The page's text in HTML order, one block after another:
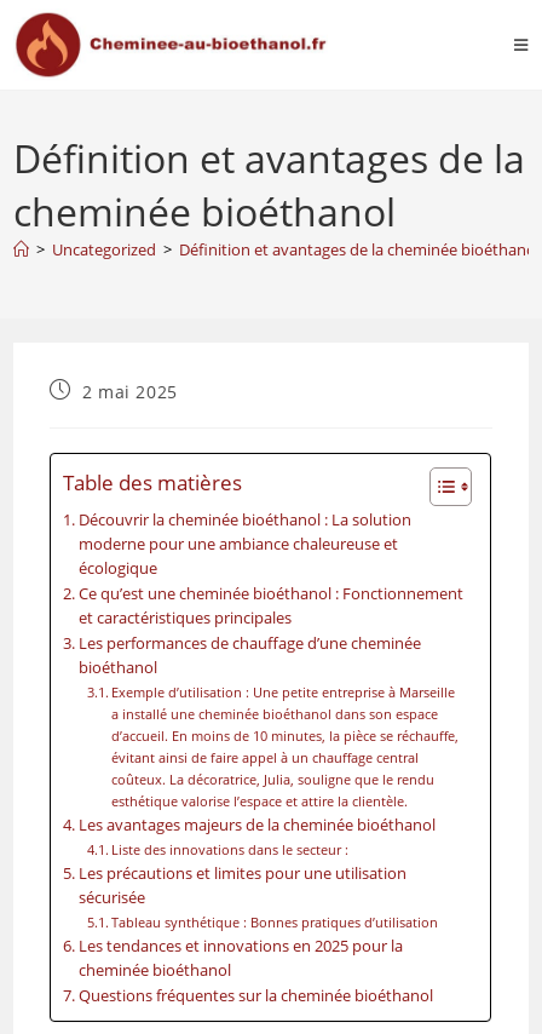
Définition et avantages de la
cheminée bioéthanol
> Uncategorized > Définition et avantages de la cheminée bioéthanol
2 mai 2025
Table des matières
Découvrir la cheminée bioéthanol : La solution
moderne pour une ambiance chaleureuse et
écologique
Ce qu’est une cheminée bioéthanol : Fonctionnement
et caractéristiques principales
Les performances de chauffage d’une cheminée
bioéthanol
Exemple d’utilisation : Une petite entreprise à Marseille
a installé une cheminée bioéthanol dans son espace
d’accueil. En moins de 10 minutes, la pièce se réchauffe,
évitant ainsi de faire appel à un chauffage central
coûteux. La décoratrice, Julia, souligne que le rendu
esthétique valorise l’espace et attire la clientèle.
Les avantages majeurs de la cheminée bioéthanol
Liste des innovations dans le secteur :
Les précautions et limites pour une utilisation
sécurisée
Tableau synthétique : Bonnes pratiques d’utilisation
Les tendances et innovations en 2025 pour la
cheminée bioéthanol
Questions fréquentes sur la cheminée bioéthanol